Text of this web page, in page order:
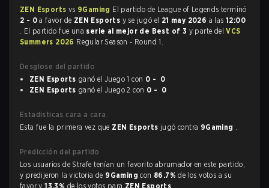
ZEN Esports vs 9Gaming El partido de League of Legends terminó
2 - 0 a favor de ZEN Esports y se jugó el 21 may 2026 a las12:00
. El partido fue una serie al mejor de Best of 3 y parte delVCS
Summers 2026 Regular Season - Round 1.
Desglose del partido
ZEN Esports ganó el Juego 1 con 0 - 0
ZEN Esports ganó el Juego 2 con 0 - 0
Estadísticas cara a cara
Esta fue la primera vez que ZEN Esports jugó contra 9Gaming .
Predicción del partido
Los usuarios de Strafe tenían un favorito abrumador en este partido,
y predijeron la victoria de 9Gamingcon 86.7%de los votos a su
favor y13.3% de los votos para ZEN Esports .